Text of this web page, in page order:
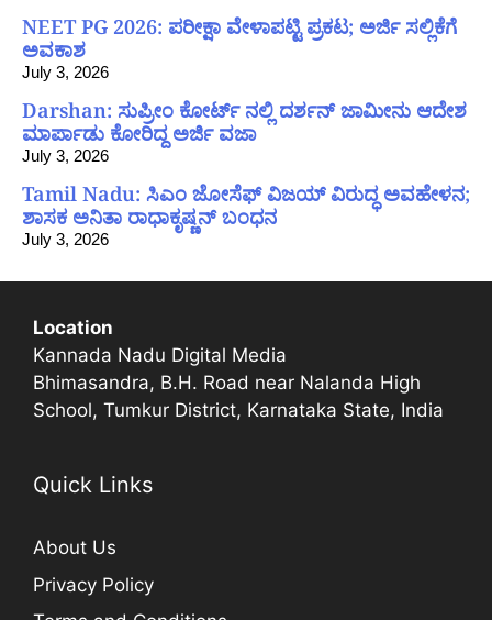
NEET PG 2026: ಪರೀಕ್ಷಾ ವೇಳಾಪಟ್ಟಿ ಪ್ರಕಟ; ಅರ್ಜಿ ಸಲ್ಲಿಕೆಗೆ
ಅವಕಾಶ
July 3, 2026
Darshan: ಸುಪ್ರೀಂ ಕೋರ್ಟ್ ನಲ್ಲಿ ದರ್ಶನ್ ಜಾಮೀನು ಆದೇಶ
ಮಾರ್ಪಾಡು ಕೋರಿದ್ದ ಅರ್ಜಿ ವಜಾ
July 3, 2026
Tamil Nadu: ಸಿಎಂ ಜೋಸೆಫ್ ವಿಜಯ್ ವಿರುದ್ಧ ಅವಹೇಳನ;
ಶಾಸಕ ಅನಿತಾ ರಾಧಾಕೃಷ್ಣನ್ ಬಂಧನ
July 3, 2026
Location
Kannada Nadu Digital Media
Bhimasandra, B.H. Road near Nalanda High
School, Tumkur District, Karnataka State, India
Quick Links
About Us
Privacy Policy